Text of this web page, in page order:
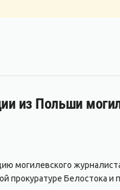
из Польши
могилевского
прокуратуре Белостока и